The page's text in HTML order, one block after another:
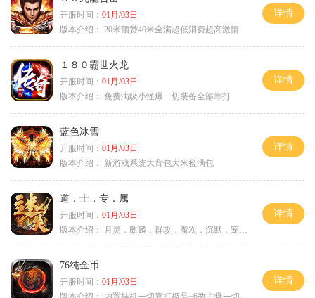
开服时间： 01月/03日
版本介绍： 20米顶赞40米全满超低消费超高激情
详情
１８０霸世火龙
开服时间： 01月/03日
版本介绍： 免费满级小怪爆一切装备全部靠打
详情
蓝色冰雪
开服时间： 01月/03日
版本介绍：
新游戏系统大背包大米捡满包
详情
道．士．专．属
开服时间： 01月/03日
版本介绍：
月灵．麒麟．群攻．魔次．沉默．宠物．暗黑
详情
76纯金币
开服时间： 01月/03日
详情